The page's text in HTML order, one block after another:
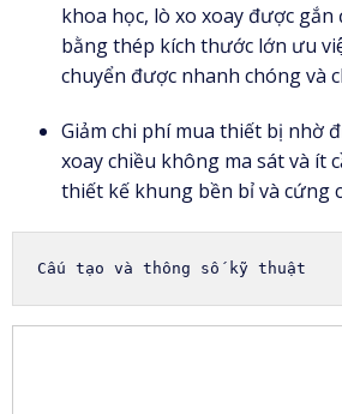
khoa học, lò xo xoay được gắn
bằng thép kích thước lớn ưu
chuyển được nhanh chóng và
Giảm chi phí mua thiết bị nhờ
xoay chiều không ma sát và ít
thiết kế khung bền bỉ và cứng
Cấu tạo và thông số kỹ thuật